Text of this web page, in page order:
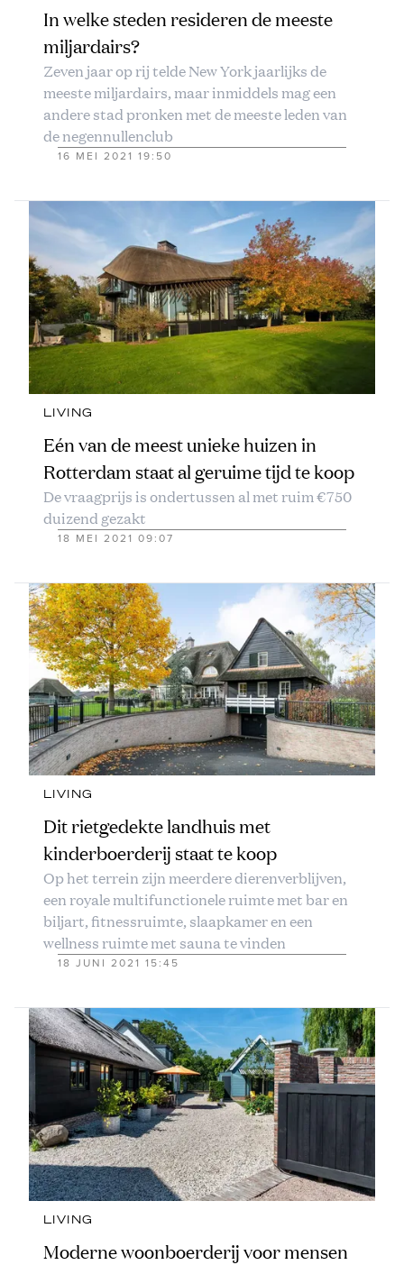
In welke steden resideren de meeste
miljardairs?
Zeven jaar op rij telde New York jaarlijks de
meeste miljardairs, maar inmiddels mag een
andere stad pronken met de meeste leden van
de negennullenclub
16 MEI 2021 19:50
LIVING
Eén van de meest unieke huizen in
Rotterdam staat al geruime tijd te koop
De vraagprijs is ondertussen al met ruim €750
duizend gezakt
18 MEI 2021 09:07
LIVING
Dit rietgedekte landhuis met
kinderboerderij staat te koop
Op het terrein zijn meerdere dierenverblijven,
een royale multifunctionele ruimte met bar en
biljart, fitnessruimte, slaapkamer en een
wellness ruimte met sauna te vinden
18 JUNI 2021 15:45
LIVING
Moderne woonboerderij voor mensen